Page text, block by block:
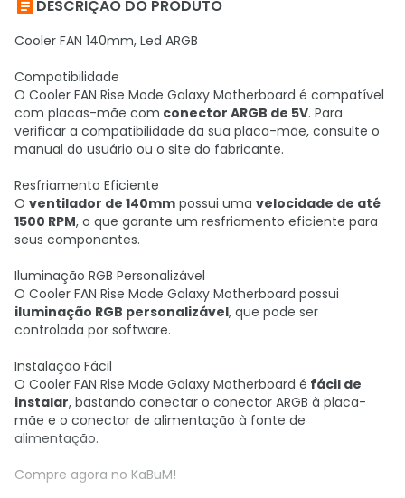
DESCRIÇÃO DO PRODUTO
Cooler FAN 140mm, Led ARGB
Compatibilidade
O Cooler FAN Rise Mode Galaxy Motherboard é compatível
com placas-mãe com conector ARGB de 5V. Para
verificar a compatibilidade da sua placa-mãe, consulte o
manual do usuário ou o site do fabricante.
Resfriamento Eficiente
O ventilador de 140mm possui uma velocidade de até
1500 RPM, o que garante um resfriamento eficiente para
seus componentes.
Iluminação RGB Personalizável
O Cooler FAN Rise Mode Galaxy Motherboard possui
iluminação RGB personalizável, que pode ser
controlada por software.
Instalação Fácil
O Cooler FAN Rise Mode Galaxy Motherboard é fácil de
instalar, bastando conectar o conector ARGB à placa-
mãe e o conector de alimentação à fonte de
alimentação.
Compre agora no KaBuM!